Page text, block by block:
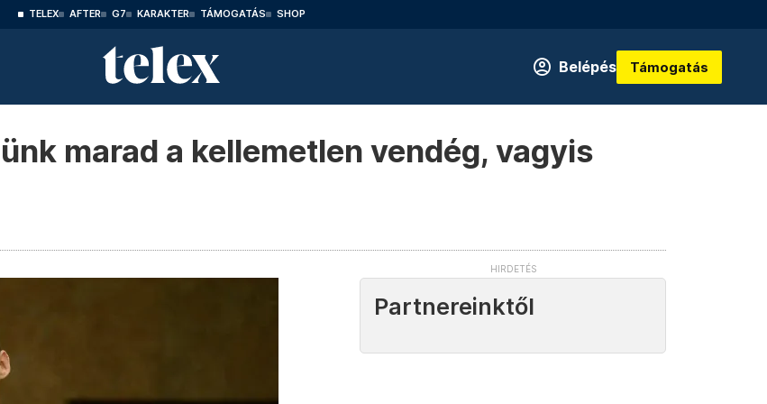
TELEX AFTER G7 KARAKTER TÁMOGATÁS SHOP
Belépés Támogatás
marad a kellemetlen vendég, vagyis
Partnereinktől